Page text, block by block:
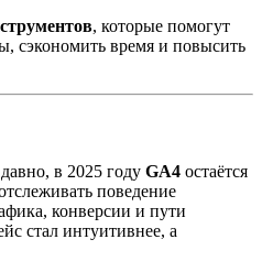
, которые помогут
сэкономить время и повысить
в 2025 году GA4 остаётся
поведение
конверсии и пути
стал интуитивнее, а